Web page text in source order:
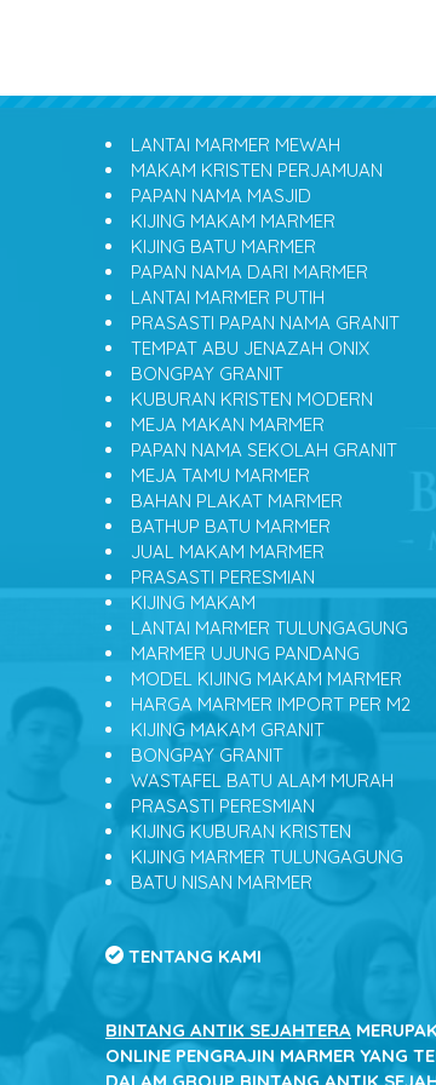
LANTAI MARMER MEWAH
MAKAM KRISTEN PERJAMUAN
PAPAN NAMA MASJID
KIJING MAKAM MARMER
KIJING BATU MARMER
PAPAN NAMA DARI MARMER
LANTAI MARMER PUTIH
PRASASTI PAPAN NAMA GRANIT
TEMPAT ABU JENAZAH ONIX
BONGPAY GRANIT
KUBURAN KRISTEN MODERN
MEJA MAKAN MARMER
PAPAN NAMA SEKOLAH GRANIT
MEJA TAMU MARMER
BAHAN PLAKAT MARMER
BATHUP BATU MARMER
JUAL MAKAM MARMER
PRASASTI PERESMIAN
KIJING MAKAM
LANTAI MARMER TULUNGAGUNG
MARMER UJUNG PANDANG
MODEL KIJING MAKAM MARMER
HARGA MARMER IMPORT PER M2
KIJING MAKAM GRANIT
BONGPAY GRANIT
WASTAFEL BATU ALAM MURAH
PRASASTI PERESMIAN
KIJING KUBURAN KRISTEN
KIJING MARMER TULUNGAGUNG
BATU NISAN MARMER
TENTANG KAMI
BINTANG ANTIK SEJAHTERA
ONLINE PENGRAJIN MARMER YANG
DALAM GROUP BINTANG ANTIK